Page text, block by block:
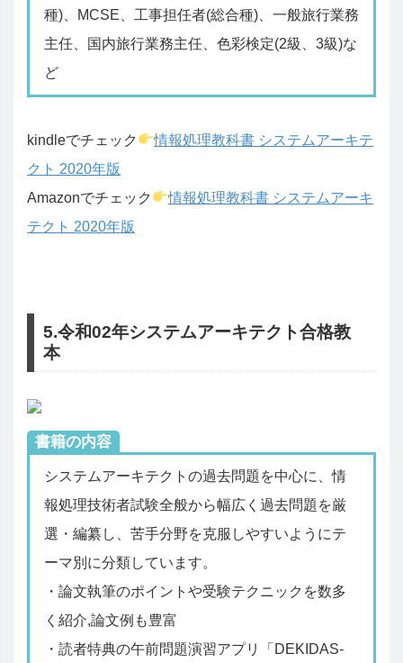
種)、MCSE、工事担任者(総合種)、一般旅行業務
主任、国内旅行業務主任、色彩検定(2級、3級)な
ど
kindleでチェック
情報処理教科書 システムアーキテ
クト 2020年版
Amazonでチェック
情報処理教科書 システムアーキ
テクト 2020年版
5.令和02年システムアーキテクト合格教
本
書籍の内容
システムアーキテクトの過去問題を中心に、情
報処理技術者試験全般から幅広く過去問題を厳
選・編纂し、苦手分野を克服しやすいようにテ
ーマ別に分類しています。
・論文執筆のポイントや受験テクニックを数多
く紹介,論文例も豊富
・読者特典の午前問題演習アプリ「DEKIDAS-